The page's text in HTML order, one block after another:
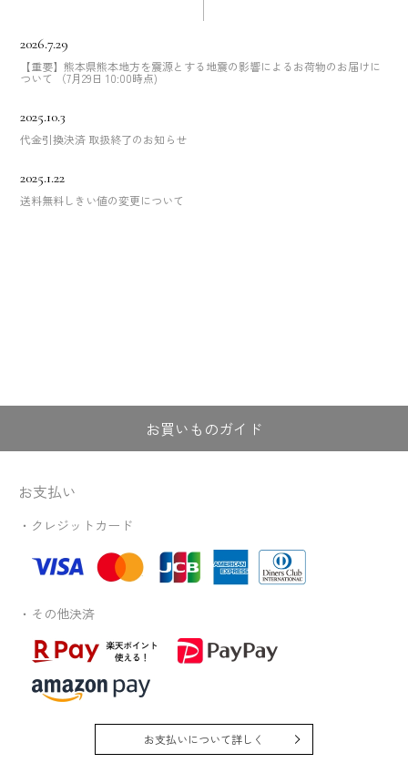
2026.7.29
【重要】熊本県熊本地方を震源とする地震の影響によるお荷物のお届けに
ついて （7月29日 10:00時点)
2025.10.3
代金引換決済 取扱終了のお知らせ
2025.1.22
送料無料しきい値の変更について
お買いものガイド
お支払い
・クレジットカード
・その他決済
お支払いについて詳しく